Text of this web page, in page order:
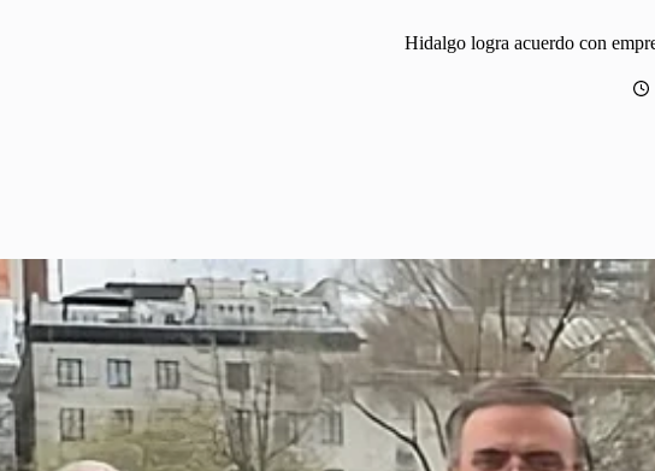
Hidalgo logra acuerdo con